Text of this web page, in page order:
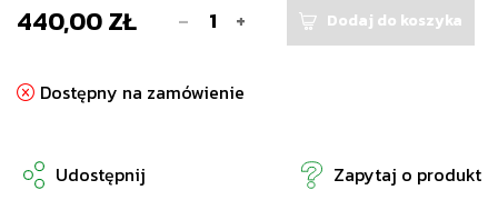
440,00 ZŁ - + Dodaj do koszyka
Dostępny na zamówienie
Udostępnij
Zapytaj o produkt